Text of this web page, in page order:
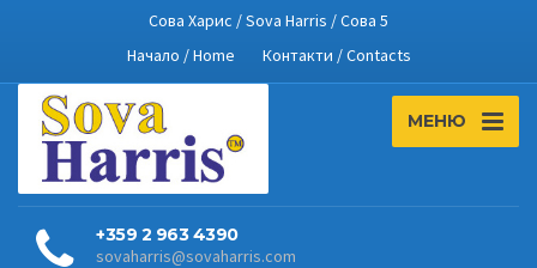
Сова Харис / Sova Harris / Сова 5
Начало / Home
Контакти / Contacts
МЕНЮ
+359 2 963 4390
sovaharris@sovaharris.com